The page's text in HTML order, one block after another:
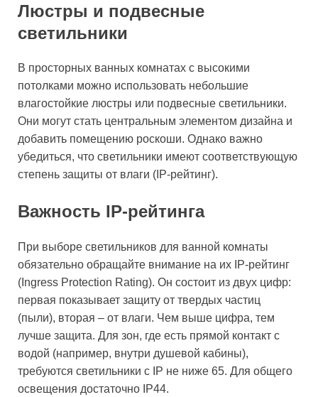
Люстры и подвесные
светильники
В просторных ванных комнатах с высокими
потолками можно использовать небольшие
влагостойкие люстры или подвесные светильники.
Они могут стать центральным элементом дизайна и
добавить помещению роскоши. Однако важно
убедиться, что светильники имеют соответствующую
степень защиты от влаги (IP-рейтинг).
Важность IP-рейтинга
При выборе светильников для ванной комнаты
обязательно обращайте внимание на их IP-рейтинг
(Ingress Protection Rating). Он состоит из двух цифр:
первая показывает защиту от твердых частиц
(пыли), вторая – от влаги. Чем выше цифра, тем
лучше защита. Для зон, где есть прямой контакт с
водой (например, внутри душевой кабины),
требуются светильники с IP не ниже 65. Для общего
освещения достаточно IP44.